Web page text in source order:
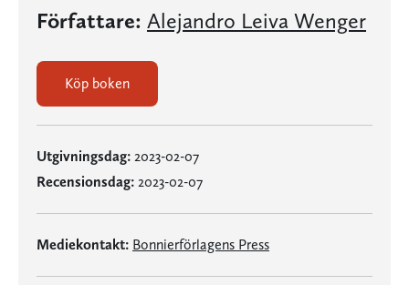
Författare: Alejandro Leiva Wenger
Köp boken
Utgivningsdag: 2023-02-07
Recensionsdag: 2023-02-07
Mediekontakt: Bonnierförlagens Press